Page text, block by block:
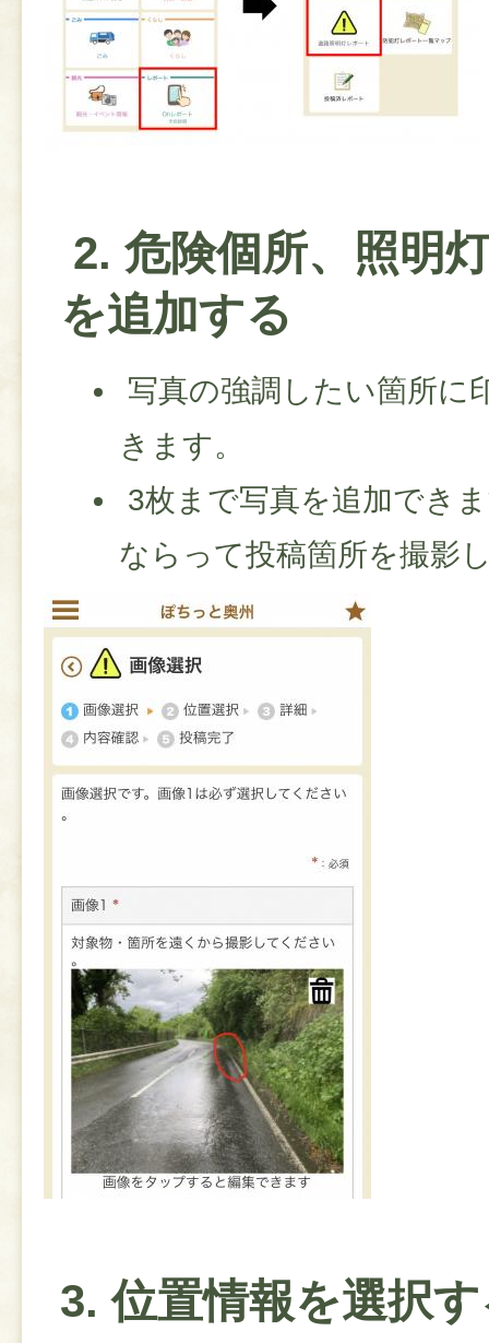
2. 危険個所、照明
を追加する
写真の強調したい箇所に
きます。
3枚まで写真を追加でき
ならって投稿箇所を撮影
3. 位置情報を選択